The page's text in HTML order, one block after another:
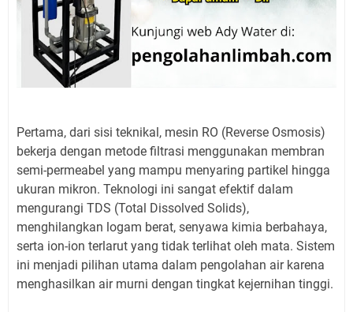
Pertama, dari sisi teknikal, mesin RO (Reverse Osmosis)
bekerja dengan metode filtrasi menggunakan membran
semi-permeabel yang mampu menyaring partikel hingga
ukuran mikron. Teknologi ini sangat efektif dalam
mengurangi TDS (Total Dissolved Solids),
menghilangkan logam berat, senyawa kimia berbahaya,
serta ion-ion terlarut yang tidak terlihat oleh mata. Sistem
ini menjadi pilihan utama dalam pengolahan air karena
menghasilkan air murni dengan tingkat kejernihan tinggi.